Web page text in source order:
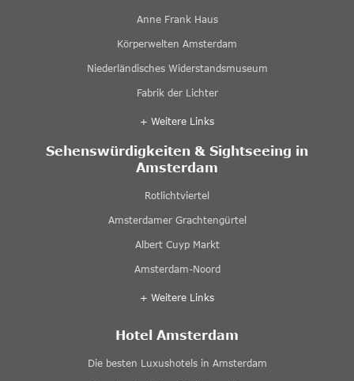
Anne Frank Haus
Körperwelten Amsterdam
Niederländisches Widerstandsmuseum
Fabrik der Lichter
+ Weitere Links
Sehenswürdigkeiten & Sightseeing in
Amsterdam
Rotlichtviertel
Amsterdamer Grachtengürtel
Albert Cuyp Markt
Amsterdam-Noord
+ Weitere Links
Hotel Amsterdam
Die besten Luxushotels in Amsterdam